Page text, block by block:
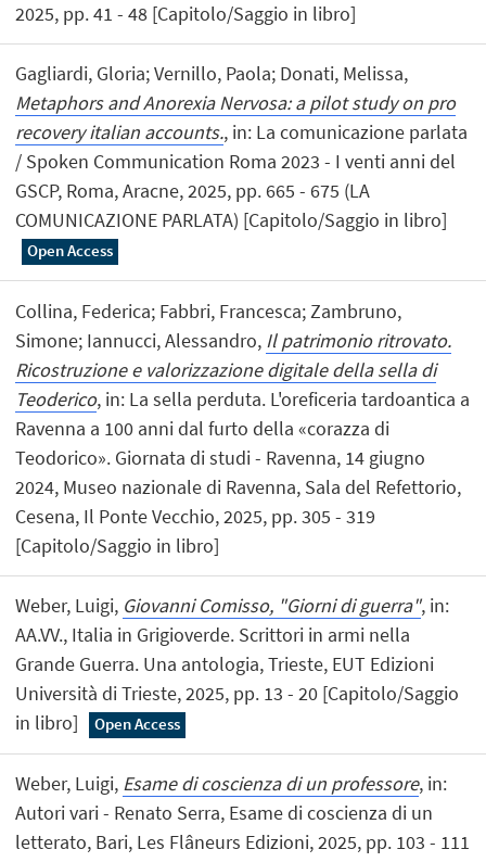
2025, pp. 41 - 48 [Capitolo/Saggio in libro]
Gagliardi, Gloria; Vernillo, Paola; Donati, Melissa,
Metaphors and Anorexia Nervosa: a pilot study on pro
recovery italian accounts., in: La comunicazione parlata
/ Spoken Communication Roma 2023 - I venti anni del
GSCP, Roma, Aracne, 2025, pp. 665 - 675 (LA
COMUNICAZIONE PARLATA) [Capitolo/Saggio in libro]
Open Access
Collina, Federica; Fabbri, Francesca; Zambruno,
Simone; Iannucci, Alessandro, Il patrimonio ritrovato.
Ricostruzione e valorizzazione digitale della sella di
Teoderico, in: La sella perduta. L'oreficeria tardoantica a
Ravenna a 100 anni dal furto della «corazza di
Teodorico». Giornata di studi - Ravenna, 14 giugno
2024, Museo nazionale di Ravenna, Sala del Refettorio,
Cesena, Il Ponte Vecchio, 2025, pp. 305 - 319
[Capitolo/Saggio in libro]
Weber, Luigi, Giovanni Comisso, "Giorni di guerra", in:
AA.VV., Italia in Grigioverde. Scrittori in armi nella
Grande Guerra. Una antologia, Trieste, EUT Edizioni
Università di Trieste, 2025, pp. 13 - 20 [Capitolo/Saggio
in libro]
Open Access
Weber, Luigi, Esame di coscienza di un professore, in:
Autori vari - Renato Serra, Esame di coscienza di un
letterato, Bari, Les Flâneurs Edizioni, 2025, pp. 103 - 111